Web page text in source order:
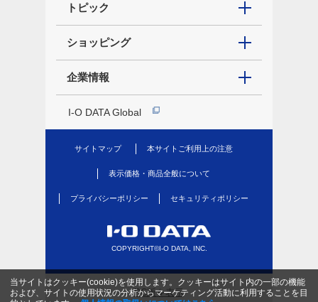
トピック
ショッピング
企業情報
I-O DATA Global
サイトマップ 本サイトご利用上の注意
表示価格・商品全般について
プライバシーポリシー セキュリティポリシー
COPYRIGHT©I-O DATA, INC.
当サイトはクッキー(cookie)を使用します。クッキーはサイト内の一部の機能
および、サイトの使用状況の分析からマーケティング活動に利用することを目
PC版を表示